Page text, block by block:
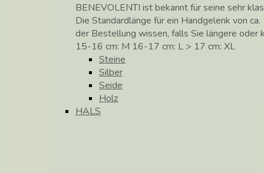
BENEVOLENTI ist bekannt für seine sehr
Die Standardlänge für ein Handgelenk von
der Bestellung wissen, falls Sie längere oder
15-16 cm: M 16-17 cm: L > 17 cm: XL
Steine
Silber
Seide
Holz
HALS